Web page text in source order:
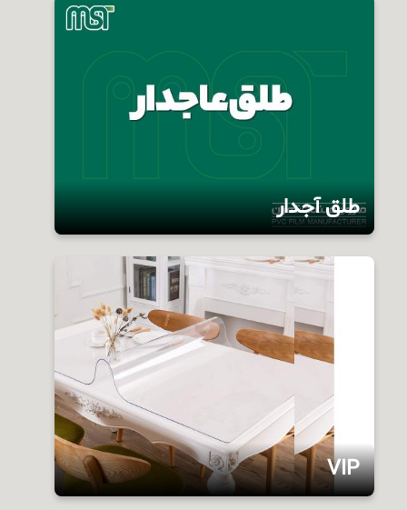
شفاف، مات، رنگی، آجدار و بدون آج تا عرض دو متر
طلق آجدار
رنگی، آجدار و بدون آج تا عرض دو متر قابل عرضه
می‌باشد.
VIP